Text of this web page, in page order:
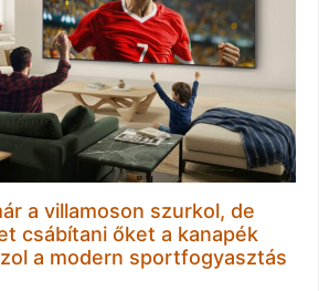
a villamoson szurkol, de
csábítani őket a kanapék
a modern sportfogyasztás